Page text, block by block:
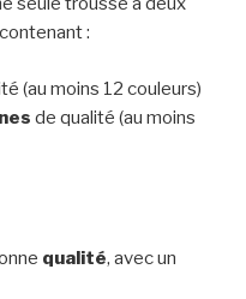
:
(au moins 12 couleurs)
de qualité (au moins
qualité, avec un